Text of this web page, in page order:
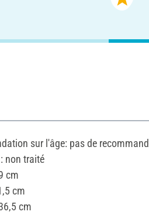
sur l'âge: pas de
non traité
cm
cm
cm